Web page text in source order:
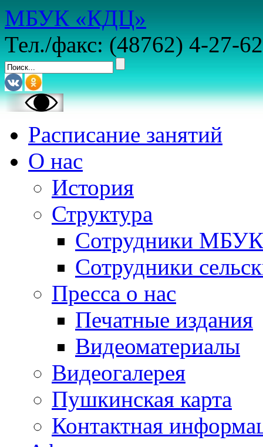
МБУК «КДЦ»
Тел./факс: (48762) 4-27-62
Расписание занятий
О нас
История
Структура
Сотрудники
Сотрудники
Пресса о нас
Печатные издания
Видеоматериалы
Видеогалерея
Пушкинская карта
Контактная